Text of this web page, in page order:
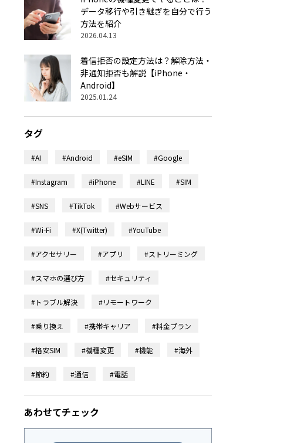
データ移行や引き継ぎを自分で行う
方法を紹介
2026.04.13
着信拒否の設定方法は？解除方法・
非通知拒否も解説【iPhone・
Android】
2025.01.24
タグ
#AI #Android #eSIM #Google
#Instagram #iPhone #LINE #SIM
#SNS #TikTok #Webサービス
#Wi-Fi #X(Twitter) #YouTube
#アクセサリー #アプリ #ストリーミング
#スマホの選び方 #セキュリティ
#トラブル解決 #リモートワーク
#乗り換え #携帯キャリア #料金プラン
#格安SIM #機種変更 #機能 #海外
#節約 #通信 #電話
あわせてチェック